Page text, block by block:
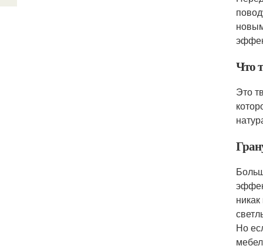
Что
Это
Но